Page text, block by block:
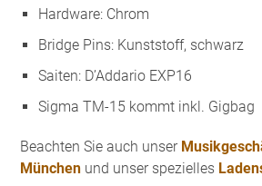
Hardware: Chrom
Bridge Pins: Kunststoff, schwarz
Saiten: D’Addario EXP16
Sigma TM-15 kommt inkl. Gigbag
Beachten Sie auch unser
München und unser spezielles